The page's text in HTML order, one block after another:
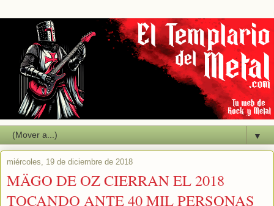
▼
miércoles, 19 de diciembre de 2018
MÄGO DE OZ CIERRAN EL 2018
TOCANDO ANTE 40 MIL PERSONAS